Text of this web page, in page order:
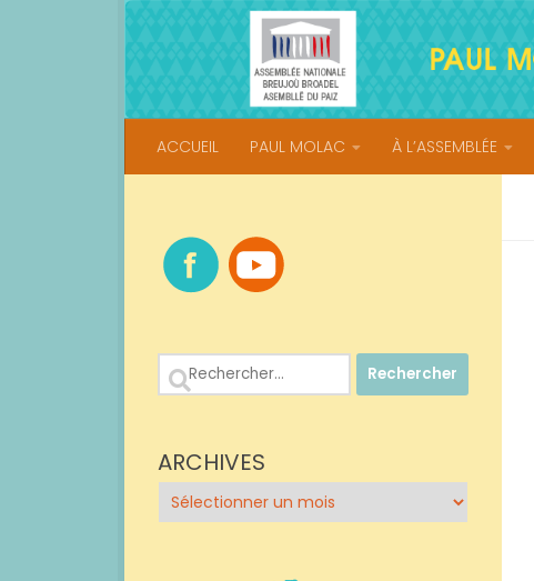
Skip to content
ACCUEIL PAUL MOLAC À L’ASSEMBLÉE
Rechercher :
ARCHIVES
Archives